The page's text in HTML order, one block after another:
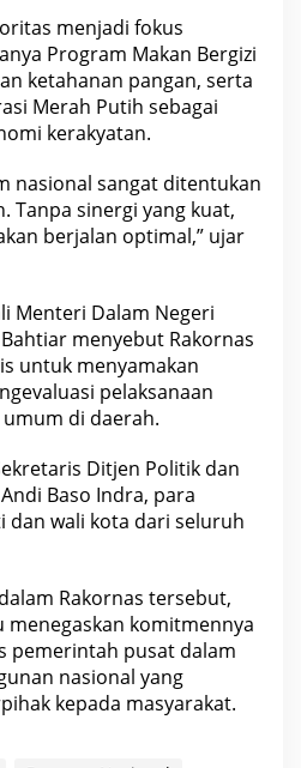
menjadi fokus
Program Makan Bergizi
ketahanan pangan, serta
Merah Putih sebagai
kerakyatan.
nasional sangat ditentukan
Tanpa sinergi yang kuat,
berjalan optimal,” ujar
Menteri Dalam Negeri
menyebut Rakornas
untuk menyamakan
pelaksanaan
di daerah.
Ditjen Politik dan
Baso Indra, para
wali kota dari seluruh
Rakornas tersebut,
menegaskan komitmennya
pemerintah pusat dalam
nasional yang
kepada masyarakat.